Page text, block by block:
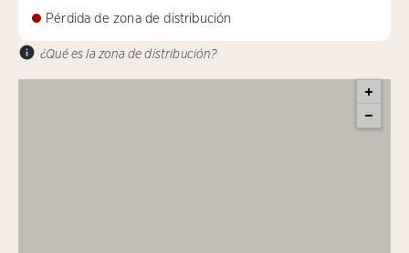
Pérdida de zona de distribución
¿Qué es la zona de distribución?